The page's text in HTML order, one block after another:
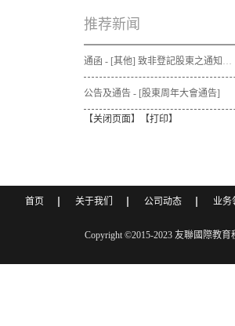
推荐新闻
通函 - [其他] 致非登記股東之通知信函及申請表格 - 通函連同股東週年大會通告及代表委任表格之發佈通知
公告及通告 - [股東周年大會通告]
【关闭页面】【打印】
首页 关于我们 公司动态 业务
Copyright ©2015-2023 友聯國際教